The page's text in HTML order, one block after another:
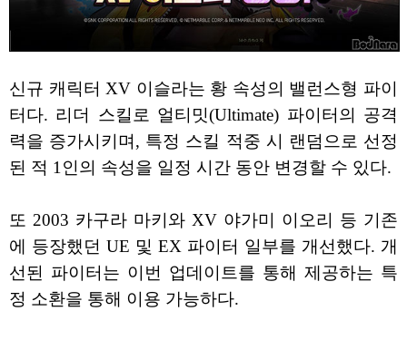
신규 캐릭터 XV 이슬라는 황 속성의 밸런스형 파이
터다. 리더 스킬로 얼티밋(Ultimate) 파이터의 공격
력을 증가시키며, 특정 스킬 적중 시 랜덤으로 선정
된 적 1인의 속성을 일정 시간 동안 변경할 수 있다.
또 2003 카구라 마키와 XV 야가미 이오리 등 기존
에 등장했던 UE 및 EX 파이터 일부를 개선했다. 개
선된 파이터는 이번 업데이트를 통해 제공하는 특
정 소환을 통해 이용 가능하다.